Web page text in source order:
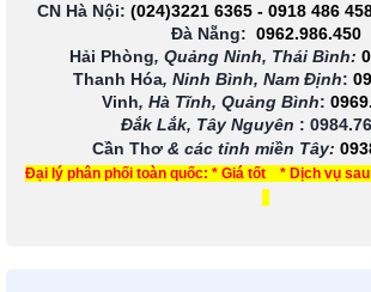
CN Hà Nội: (024)3221 6365 - 0918 486
Đà Nẵng: 0962.986.450
Hải Phòng, Quảng Ninh, Thái Bình:
Thanh Hóa, Ninh Bình, Nam Định:
Vinh, Hà Tĩnh, Quảng Bình:
Đắk Lắk, Tây Nguyên :
Cần Thơ & các tỉnh miền Tây:
Đại lý phân phối toàn quốc: * Giá tốt * Dịch vụ sau